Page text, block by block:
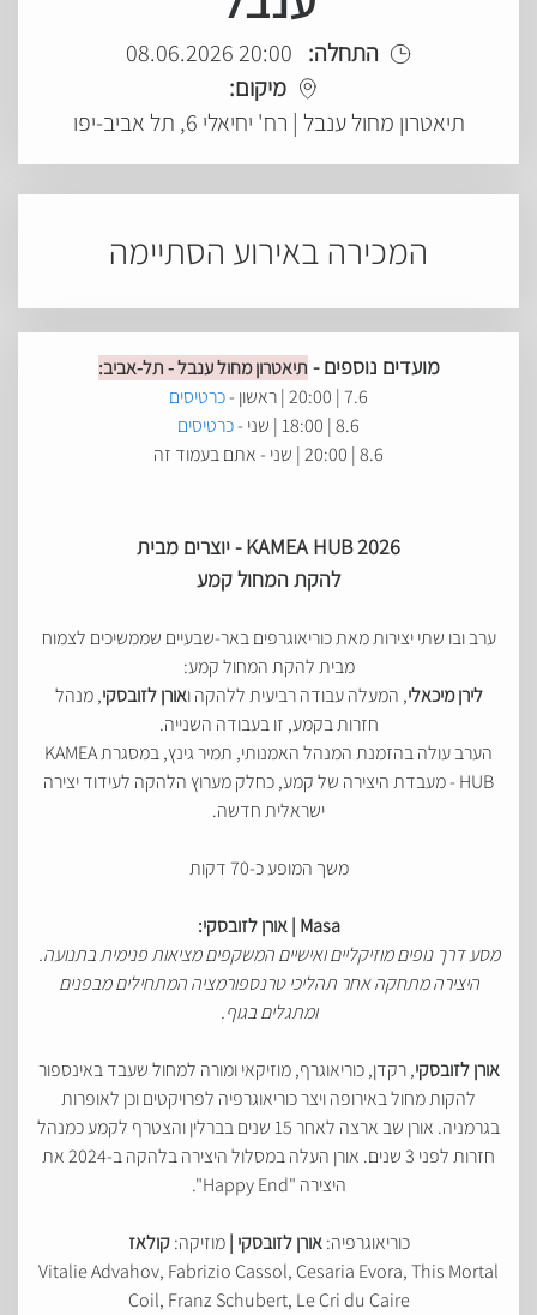
התחלה: 20:00 08.06.2026
מיקום:
תיאטרון מחול ענבל | רח' יחיאלי 6, תל אביב-יפו
המכירה באירוע הסתיימה
מועדים נוספים - תיאטרון מחול ענבל - תל-אביב:
7.6 | 20:00 | ראשון -
כרטיסים
8.6 | 18:00 | שני -
כרטיסים
8.6 | 20:00 | שני - אתם בעמוד זה
KAMEA HUB 2026 - יוצרים מבית
להקת המחול קמע
ערב ובו שתי יצירות מאת כוריאוגרפים באר-שבעיים שממשיכים לצמוח
מבית להקת המחול קמע:
לירן מיכאלי, המעלה עבודה רביעית ללהקה ואורן לזובסקי, מנהל
חזרות בקמע, זו בעבודה השנייה.
הערב עולה בהזמנת המנהל האמנותי, תמיר גינץ, במסגרת KAMEA
HUB - מעבדת היצירה של קמע, כחלק מערוץ הלהקה לעידוד יצירה
ישראלית חדשה.
משך המופע כ-70 דקות
Masa | אורן לזובסקי:
מסע דרך נופים מוזיקליים ואישיים המשקפים מציאות פנימית בתנועה.
היצירה מתחקה אחר תהליכי טרנספורמציה המתחילים מבפנים
ומתגלים בגוף.
אורן לזובסקי, רקדן, כוריאוגרף, מוזיקאי ומורה למחול שעבד באינספור
להקות מחול באירופה ויצר כוריאוגרפיה לפרויקטים וכן לאופרות
בגרמניה. אורן שב ארצה לאחר 15 שנים בברלין והצטרף לקמע כמנהל
חזרות לפני 3 שנים. אורן העלה במסלול היצירה בלהקה ב-2024 את
היצירה "Happy End".
כוריאוגרפיה:אורן לזובסקי |מוזיקה:קולאז
Vitalie Advahov, Fabrizio Cassol, Cesaria Evora, This Mortal
Coil, Franz Schubert, Le Cri du Caire